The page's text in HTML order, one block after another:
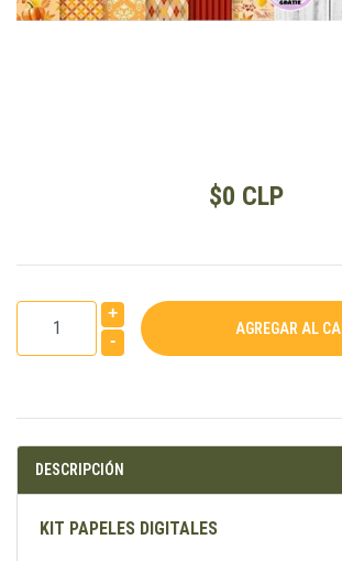
$0 CLP
+
-
DESCRIPCIÓN
KIT PAPELES DIGITALES